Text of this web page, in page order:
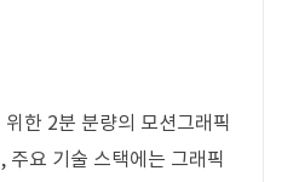
한 2분 분량의 모션그래픽
주요 기술 스택에는 그래픽